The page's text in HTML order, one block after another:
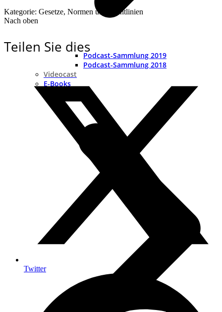
Podcast-Sammlung 2019
Podcast-Sammlung 2018
Videocast
E-Books
Kategorie: Gesetze, Normen und Richtlinien
Nach oben
Teilen Sie dies
Twitter